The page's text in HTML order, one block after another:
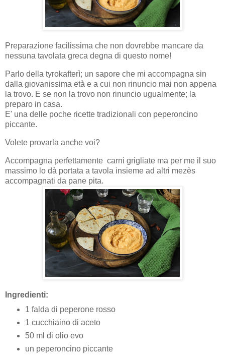
Preparazione facilissima che non dovrebbe mancare da
nessuna tavolata greca degna di questo nome!
Parlo della tyrokafterì; un sapore che mi accompagna sin
dalla giovanissima età e a cui non rinuncio mai non appena
la trovo. E se non la trovo non rinuncio ugualmente; la
preparo in casa.
E' una delle poche ricette tradizionali con peperoncino
piccante.
Volete provarla anche voi?
Accompagna perfettamente carni grigliate ma per me il suo
massimo lo dà portata a tavola insieme ad altri mezès
accompagnati da pane pita.
Ingredienti:
1 falda di peperone rosso
1 cucchiaino di aceto
50 ml di olio evo
un peperoncino piccante